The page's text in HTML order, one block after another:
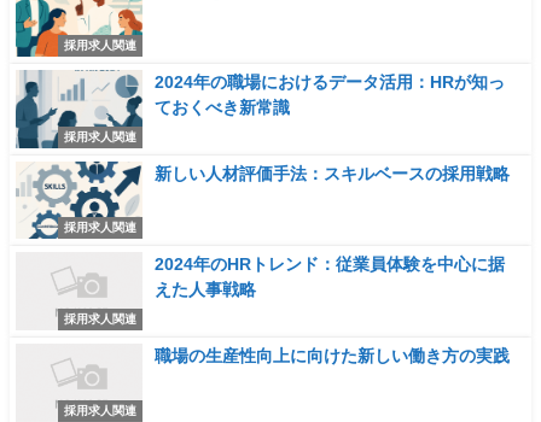
採用求人関連
採用求人関連
2024年の職場におけるデータ活用：HRが知っ
ておくべき新常識
採用求人関連
新しい人材評価手法：スキルベースの採用戦略
採用求人関連
2024年のHRトレンド：従業員体験を中心に据
えた人事戦略
採用求人関連
職場の生産性向上に向けた新しい働き方の実践